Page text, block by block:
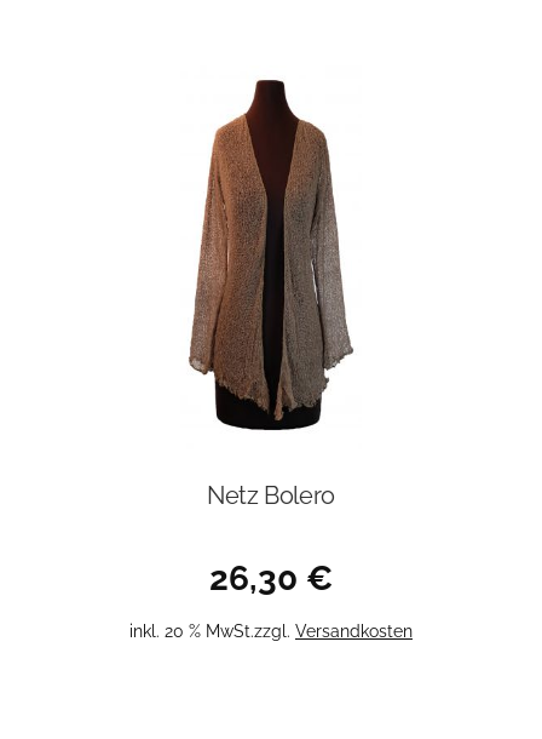
Netz Bolero
26,30 €
inkl. 20 % MwSt.zzgl. Versandkosten